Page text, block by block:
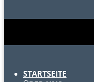
STARTSEITE